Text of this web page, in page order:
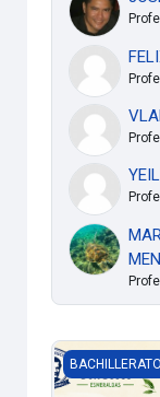
Proyecto
BACHILLERATO